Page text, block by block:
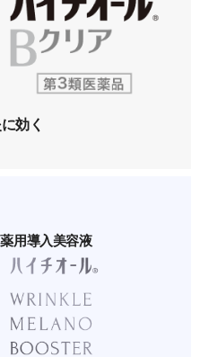
効く
薬用導入美容液